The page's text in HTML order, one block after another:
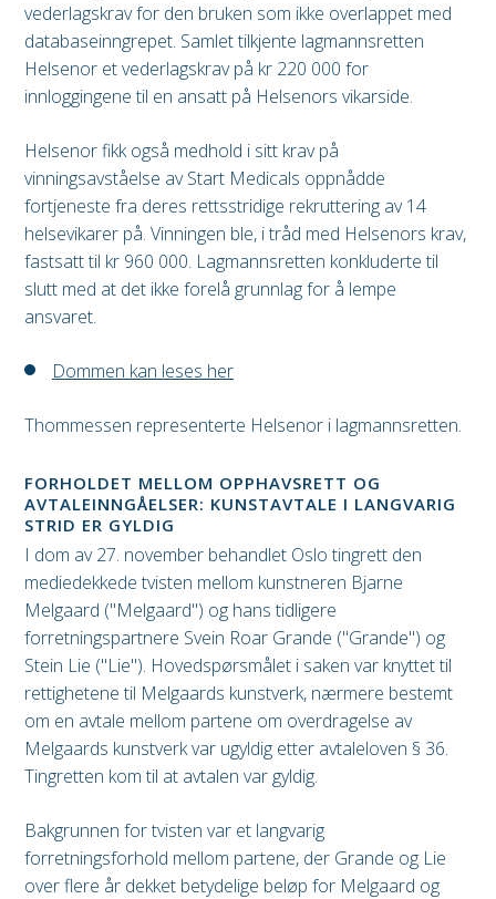
vederlagskrav for den bruken som ikke overlappet med
databaseinngrepet. Samlet tilkjente lagmannsretten
Helsenor et vederlagskrav på kr 220 000 for
innloggingene til en ansatt på Helsenors vikarside.
Helsenor fikk også medhold i sitt krav på
vinningsavståelse av Start Medicals oppnådde
fortjeneste fra deres rettsstridige rekruttering av 14
helsevikarer på. Vinningen ble, i tråd med Helsenors krav,
fastsatt til kr 960 000. Lagmannsretten konkluderte til
slutt med at det ikke forelå grunnlag for å lempe
ansvaret.
Dommen kan leses her
Thommessen representerte Helsenor i lagmannsretten.
FORHOLDET MELLOM OPPHAVSRETT OG
AVTALEINNGÅELSER: KUNSTAVTALE I LANGVARIG
STRID ER GYLDIG
I dom av 27. november behandlet Oslo tingrett den
mediedekkede tvisten mellom kunstneren Bjarne
Melgaard ("Melgaard") og hans tidligere
forretningspartnere Svein Roar Grande ("Grande") og
Stein Lie ("Lie"). Hovedspørsmålet i saken var knyttet til
rettighetene til Melgaards kunstverk, nærmere bestemt
om en avtale mellom partene om overdragelse av
Melgaards kunstverk var ugyldig etter avtaleloven § 36.
Tingretten kom til at avtalen var gyldig.
Bakgrunnen for tvisten var et langvarig
forretningsforhold mellom partene, der Grande og Lie
over flere år dekket betydelige beløp for Melgaard og